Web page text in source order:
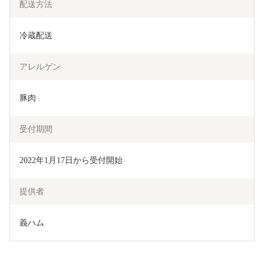
配送方法
冷蔵配送
アレルゲン
豚肉
受付期間
2022年1月17日から受付開始
提供者
義ハム